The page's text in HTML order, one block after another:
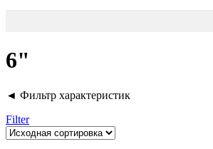
6"
◄ Фильтр характеристик
Filter